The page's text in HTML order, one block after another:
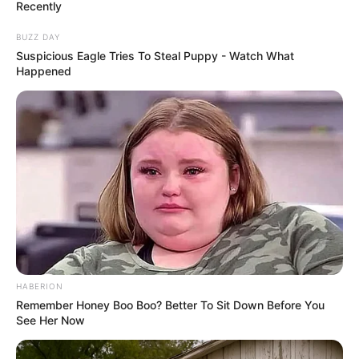
Publicadono JASB em 09.dezembro.2025. Atualizadoem
WhatsApp: Rede do JASB | O governo federal libera na quarta-feira
(10) mais de R$ 6,3 bilhões para os municípios brasileiros,
referentes à primeira parcela de dezembro do Fundo de
Participação dos Municípios (FPM). Além do repasse regular, foi
disponibilizado um montante extra de R$ 7,6 bilhões.
-ad3
Recently
BUZZ DAY
Suspicious Eagle Tries To Steal Puppy - Watch What
Happened
HABERION
Remember Honey Boo Boo? Better To Sit Down Before You
See Her Now